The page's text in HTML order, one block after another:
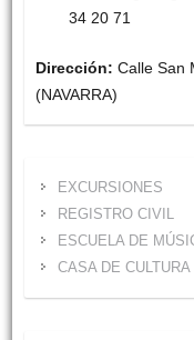
34 20 71
Dirección: Calle San
(NAVARRA)
EXCURSIONES
REGISTRO CIVIL
ESCUELA DE
CASA DE CULTURA